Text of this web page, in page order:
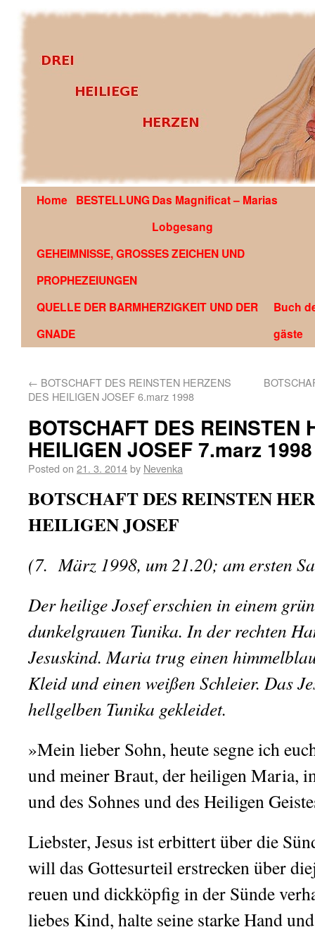
OFFENBARUNG AN EDSON GLAUBER DE SOUZA
Home BESTELLUNG Das Magnificat – Marias
Lobgesang
GEHEIMNISSE, GROSSES ZEICHEN UND
PROPHEZEIUNGEN
QUELLE DER BARMHERZIGKEIT UND DER
GNADE
Buch
gäste
← BOTSCHAFT DES REINSTEN HERZENS
DES HEILIGEN JOSEF 6.marz 1998
BOTSCHAFT DES REINSTEN
HEILIGEN JOSEF 7.marz 1998
Posted on 21. 3. 2014by Nevenka
BOTSCHAFT DES REINSTEN
HEILIGEN JOSEF
(7.März 1998, um 21.20; am ersten
Der heilige Josef erschien in einem
dunkelgrauen Tunika. In der rechten
Jesuskind. Maria trug einen
Kleid und einen weißen Schleier. Das
hellgelben Tunika gekleidet.
»Mein lieber Sohn, heute segne ich
und meiner Braut, der heiligen Maria,
und des Sohnes und des Heiligen
Liebster, Jesus ist erbittert über die
will das Gottesurteil erstrecken über
reuen und dickköpfig in der Sünde
liebes Kind, halte seine starke Hand